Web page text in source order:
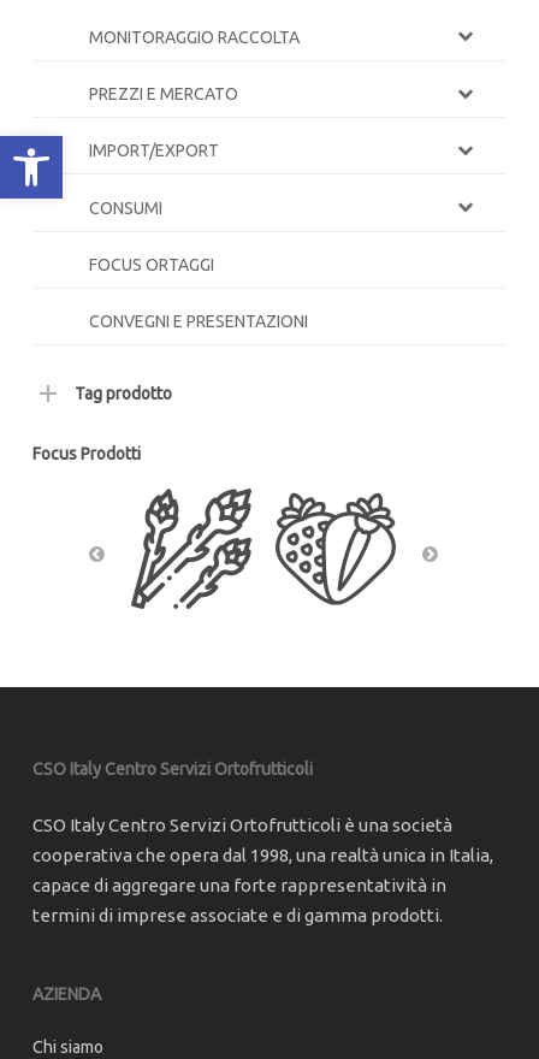
Apri la barra degli strumenti
MONITORAGGIO RACCOLTA
PREZZI E MERCATO
IMPORT/EXPORT
CONSUMI
FOCUS ORTAGGI
CONVEGNI E PRESENTAZIONI
Tag prodotto
Focus Prodotti
CSO Italy Centro Servizi Ortofrutticoli
CSO Italy Centro Servizi Ortofrutticoli è una società
cooperativa che opera dal 1998, una realtà unica in Italia,
capace di aggregare una forte rappresentatività in
termini di imprese associate e di gamma prodotti.
AZIENDA
Chi siamo